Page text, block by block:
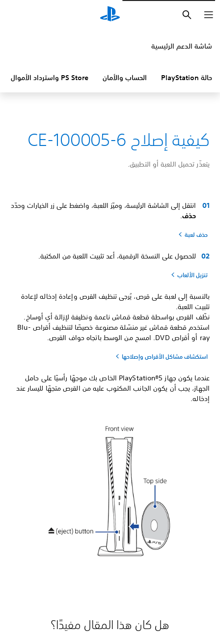
شاشة الدعم الرئيسية
حالة PlayStation الحساب والأمان PS Store واسترداد الأموال
كيفية إصلاح CE-100005-6
يتعذّر تحميل اللعبة أو التطبيق.
انتقل إلى الشاشة الرئيسة، وميّز اللعبة، واضغط على زر الخيارات وحدّد
حذف.
حذف لعبة
للحصول على النسخة الرقمية، أعد تثبيت اللعبة من المكتبة.
تنزيل الألعاب
بالنسبة إلى لعبة على قرص، يُرجى تنظيف القرص وإعادة إدخاله لإعادة
تثبيت اللعبة.
نظّف القرص بواسطة قطعة قماش ناعمة ونظيفة لإزالة أي أوساخ.
استخدم قطعة قماش غير منسّلة مصنوعة خصيصًا لتنظيف أقراص Blu-
ray أو أقراص DVD. امسح من الوسط باتجاه حواف القرص.
استكشاف مشاكل الأقراص وإصلاحها
عندما يكون جهاز PlayStation®5 الخاص بك موجهًا رأسيًا على حامل
الجهاز، يجب أن يكون الجانب المكتوب عليه من القرص متجهًا لليسار عند
إدخاله.
هل كان هذا المقال مفيدًا؟